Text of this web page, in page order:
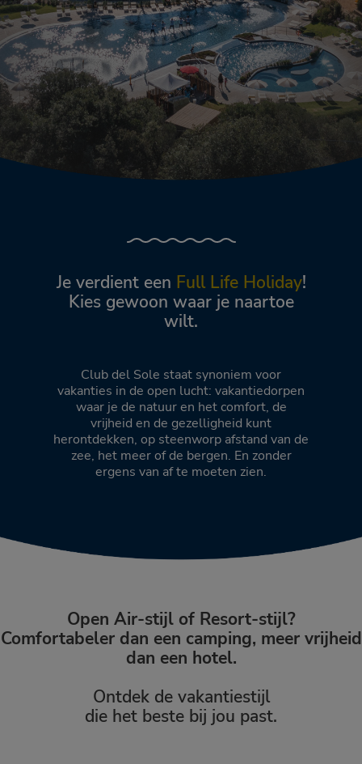
Je verdient een Full Life Holiday!
Kies gewoon waar je naartoe
wilt.
Club del Sole staat synoniem voor
vakanties in de open lucht: vakantiedorpen
waar je de natuur en het comfort, de
vrijheid en de gezelligheid kunt
herontdekken, op steenworp afstand van de
zee, het meer of de bergen. En zonder
ergens van af te moeten zien.
Open Air-stijl of Resort-stijl?
Comfortabeler dan een camping, meer vrijheid
dan een hotel.
Ontdek de vakantiestijl
die het beste bij jou past.